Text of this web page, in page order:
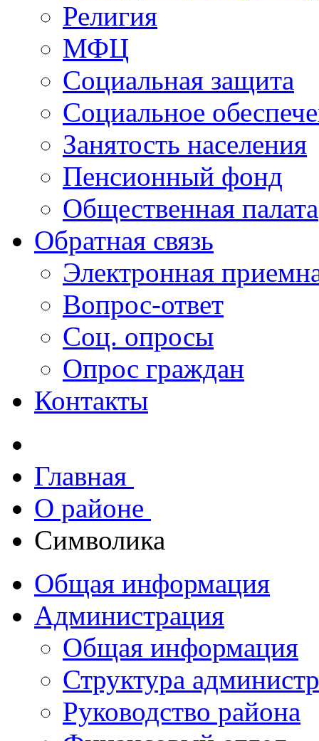
Религия
МФЦ
Социальная защита
Социальное
Занятость населения
Пенсионный фонд
Общественная палата
Обратная связь
Электронная
Вопрос-ответ
Соц. опросы
Опрос граждан
Контакты
Главная
О районе
Символика
Общая информация
Администрация
Общая информация
Структура
Руководство района